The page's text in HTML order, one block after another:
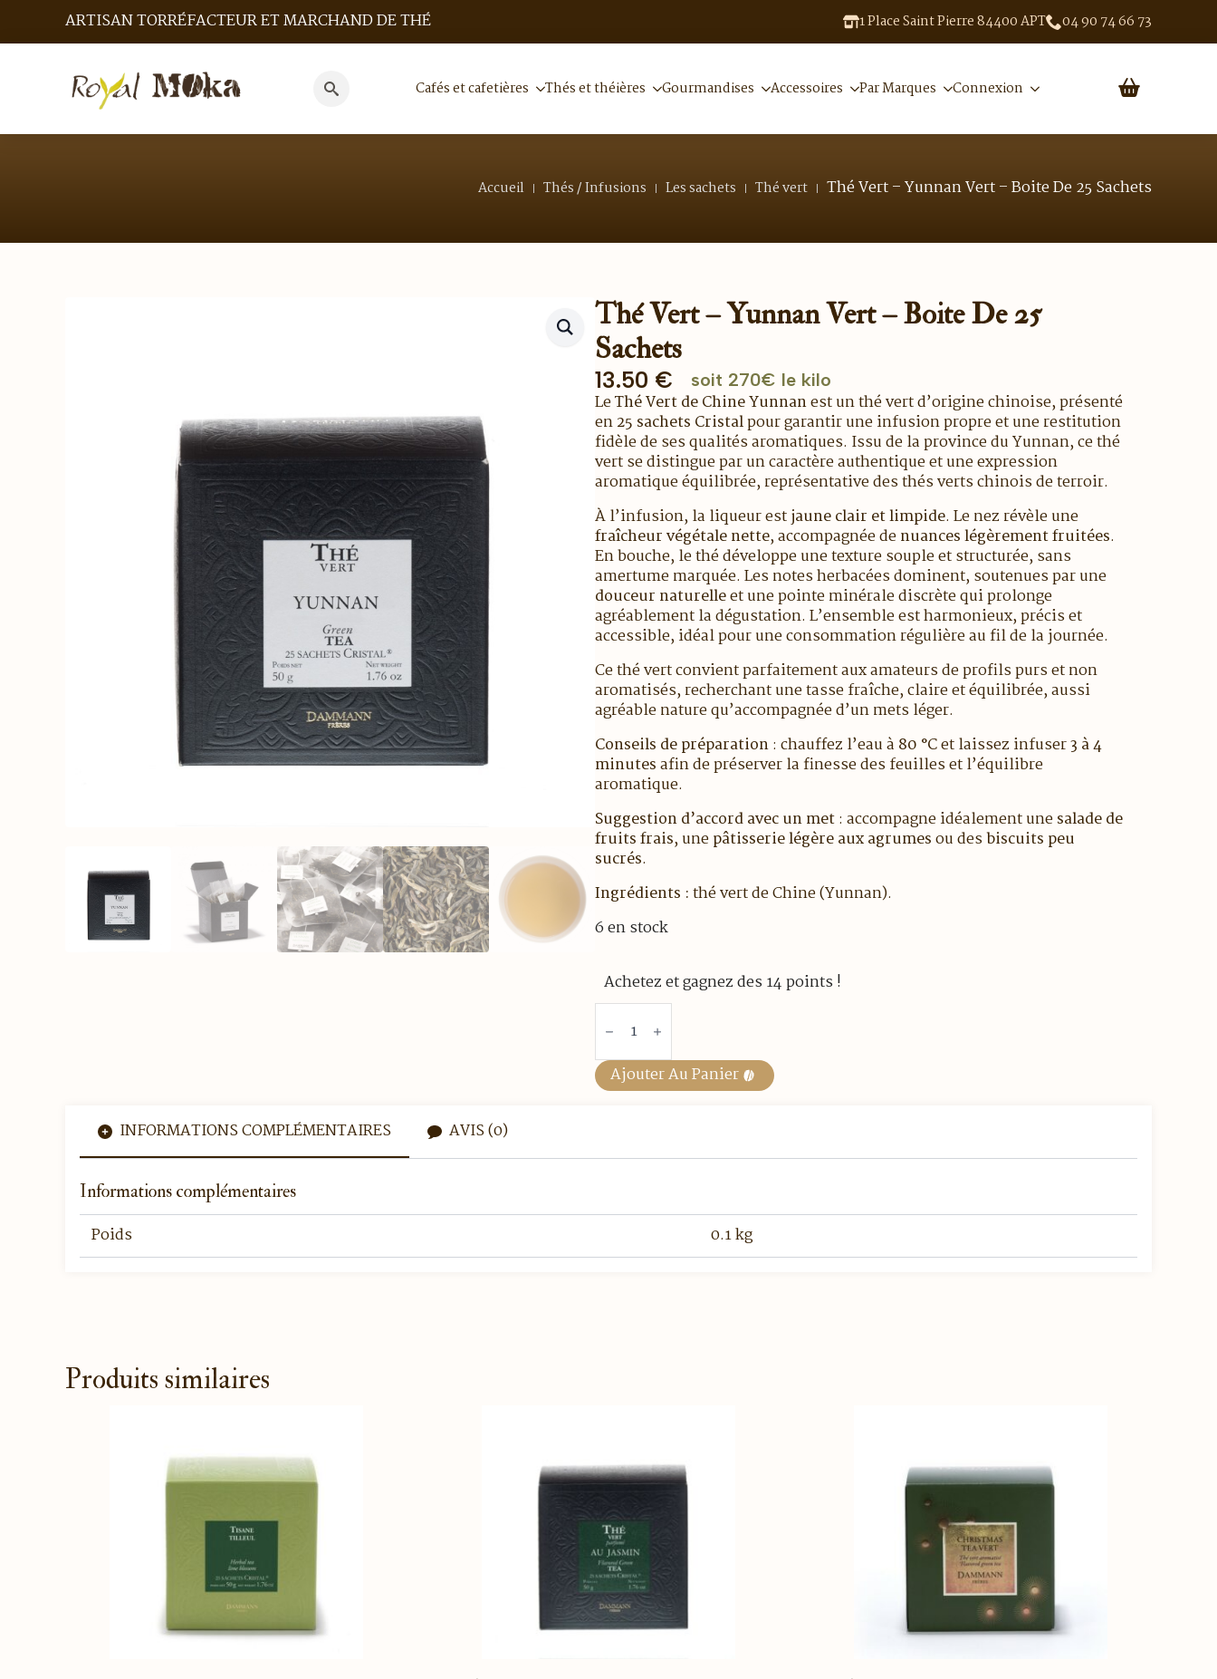
ARTISAN TORRÉFACTEUR ET MARCHAND DE THÉ 1 Place Saint Pierre 84400 APT 04 90 74 66 73
for:
Cafés et cafetières Thés et théières Gourmandises Accessoires Par Marques Connexion
Accueil Thés / Infusions Les sachets Thé vert Thé Vert – Yunnan Vert – Boite De 25 Sachets
Thé Vert – Yunnan Vert – Boite De 25
Sachets
13.50 € soit 270€ le kilo
LeThé Vert de Chine Yunnanest un thé vert d’origine chinoise, présenté
en25 sachets Cristalpour garantir une infusion propre et une restitution
fidèle de ses qualités aromatiques. Issu de la province du Yunnan, ce thé
vert se distingue par un caractère authentique et une expression
aromatique équilibrée, représentative des thés verts chinois de terroir.
À l’infusion, la liqueur estjaune clair et limpide. Le nez révèle une
fraîcheur végétale nette, accompagnée denuances légèrement fruitées.
En bouche, le thé développe une texture souple et structurée, sans
amertume marquée. Les notes herbacées dominent, soutenues par une
douceur naturelleet une pointe minérale discrète qui prolonge
agréablement la dégustation. L’ensemble est harmonieux, précis et
accessible, idéal pour une consommation régulière au fil de la journée.
Ce thé vert convient parfaitement aux amateurs de profils purs et non
aromatisés, recherchant une tasse fraîche, claire et équilibrée, aussi
agréable nature qu’accompagnée d’un mets léger.
Conseils de préparation: chauffez l’eau à 80 °Cet laissez infuser3 à 4
minutesafin de préserver la finesse des feuilles et l’équilibre
aromatique.
Suggestion d’accord avec un met: accompagne idéalement unesalade de
fruits frais, unepâtisserie légère aux agrumesou desbiscuits peu
sucrés.
Ingrédients :thé vert de Chine (Yunnan).
6 en stock
Achetez et gagnez des 14 points !
quantité
Thé
-
Yunnan
Vert
25
Ajouter Au Panier
INFORMATIONS COMPLÉMENTAIRES AVIS (0)
Informations complémentaires
Poids 0.1 kg
Produits similaires